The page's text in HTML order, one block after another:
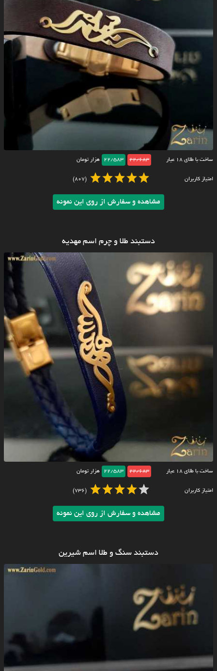
ساخت با طلای ۱۸ عیار 22/683
22/583 هزار تومان
امتیاز کاربران (807)
مشاهده و سفارش از روی این نمونه
دستبند طلا و چرم اسم مهدیه
ساخت با طلای ۱۸ عیار 22/683
22/583 هزار تومان
امتیاز کاربران (736)
مشاهده و سفارش از روی این نمونه
دستبند سنگ و طلا اسم شیرین